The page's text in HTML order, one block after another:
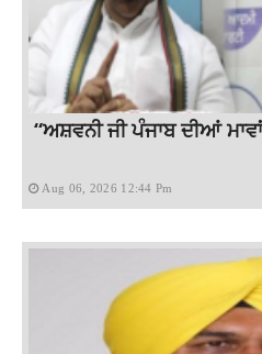
“ਅਸ਼ਵਨੀ ਜੀ ਪੰਜਾਬ ਦੀਆਂ
Aug 06, 2026 12:44 Pm